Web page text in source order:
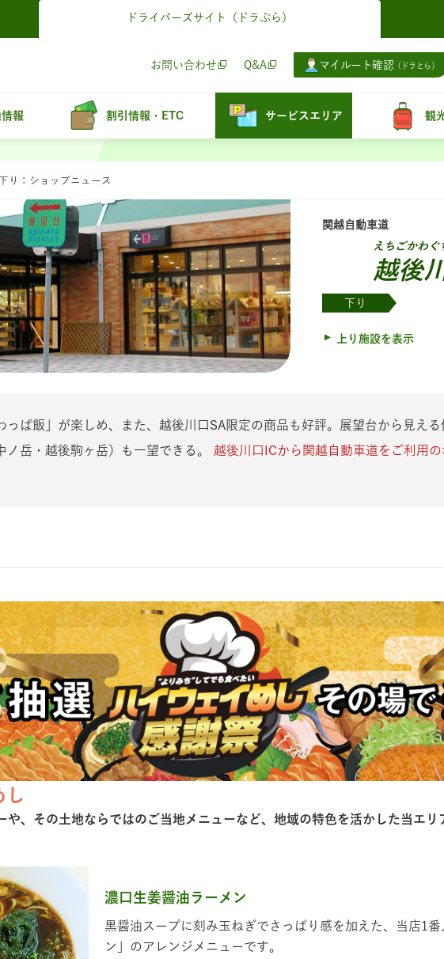
ドライバーズサイト （ドラぷら）
お問い合わせ Q&A マイルート確認 （ドラとら）
報 割引情報・ETC サービスエリア 観
り：ショップニュース
関越自動車道
えちごかわぐ
越後
下り
上り施設を表示
っぱ飯」が楽しめ、また、越後川口SA限定の商品も好評。展望台から見え
岳・越後駒ヶ岳）も一望できる。 越後川口ICから関越自動車道をご利用
し
や、その⼟地ならではのご当地メニューなど、地域の特⾊を活かした当エリ
濃口生姜醤油ラーメン
黒醤油スープに刻み玉ねぎでさっぱり感を加えた、当店1
ン」のアレンジメニューです。